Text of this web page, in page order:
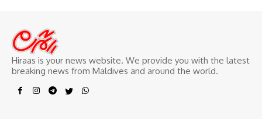
Hiraas is your news website. We provide you with the latest
breaking news from Maldives and around the world.